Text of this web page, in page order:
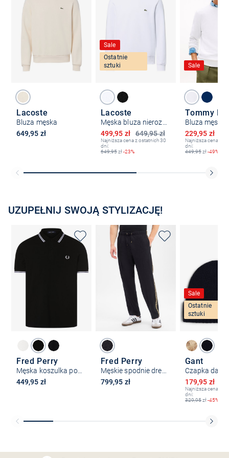
Lacoste
Bluza męska
649,95 zł
Sale
Ostatnie
sztuki
Lacoste
649,95 zł
Obniżona cena
499,95 zł
Najniższa cena z ostatnich 30
dni:
649,95zł-23%
Sale
Tommy
Bluza męska
Obniżona
229,95 zł
Najniższa cena z
dni:
449,95zł-49%
UZUPEŁNIJ SWOJĄ STYLIZACJĘ!
Fred Perry
Męska koszulka polo
449,95 zł
Fred Perry
799,95 zł
Sale
Ostatnie
sztuki
Gant
Czapka
Obniżona
179,95 zł
Najniższa cena z
dni:
329,95zł-45%